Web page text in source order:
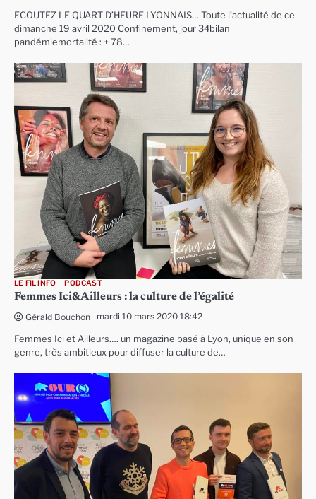
ECOUTEZ LE QUART D’HEURE LYONNAIS… Toute l’actualité de ce
dimanche 19 avril 2020 Confinement, jour 34bilan
pandémiemortalité : + 78…
LE FIL INFO PODCAST
Femmes Ici&Ailleurs : la culture de l’égalité
Gérald Bouchon mardi 10 mars 2020 18:42
Femmes Ici et Ailleurs…. un magazine basé à Lyon, unique en son
genre, très ambitieux pour diffuser la culture de…